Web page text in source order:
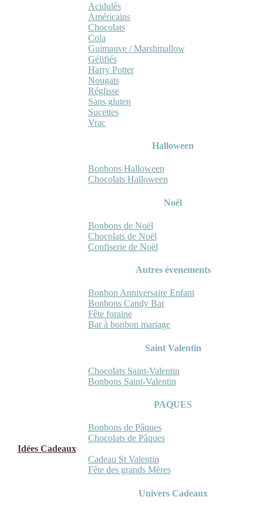
Acidulés
Américains
Chocolats
Cola
Guimauve / Marshmallow
Gélifiés
Harry Potter
Nougats
Réglisse
Sans gluten
Sucettes
Vrac
Halloween
Bonbons Halloween
Chocolats Halloween
Noël
Bonbons de Noël
Chocolats de Noël
Confiserie de Noël
Autres évenements
Bonbon Anniversaire Enfant
Bonbons Candy Bar
Fête foraine
Bar à bonbon mariage
Saint Valentin
Chocolats Saint-Valentin
Bonbons Saint-Valentin
PAQUES
Bonbons de Pâques
Chocolats de Pâques
Idées Cadeaux
Cadeau St Valentin
Fête des grands Mères
Univers Cadeaux